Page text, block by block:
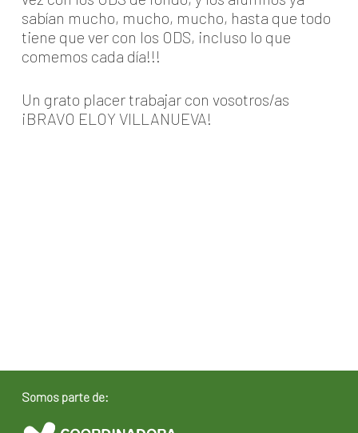
sabían mucho, mucho, mucho, hasta que todo
tiene que ver con los ODS, incluso lo que
comemos cada día!!!
Un grato placer trabajar con vosotros/as
¡BRAVO ELOY VILLANUEVA!
Somos parte de: